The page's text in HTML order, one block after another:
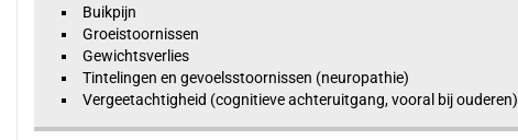
Buikpijn
Groeistoornissen
Gewichtsverlies
Tintelingen en gevoelsstoornissen (neuropathie)
Vergeetachtigheid (cognitieve achteruitgang, vooral bij ouderen)